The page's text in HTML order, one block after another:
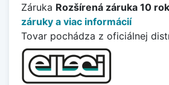
Záruka Rozšírená záruka 10
záruky a viac informácií
Tovar pochádza z oficiálnej